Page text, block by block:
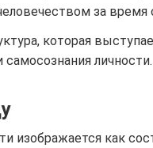
за
которая
личности.
изображается как